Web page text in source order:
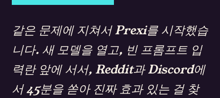
같은 문제에 지쳐서 Prexi를 시작했습
니다. 새 모델을 열고, 빈 프롬프트 입
력란 앞에 서서, Reddit과 Discord에
서 45분을 쏟아 진짜 효과 있는 걸 찾